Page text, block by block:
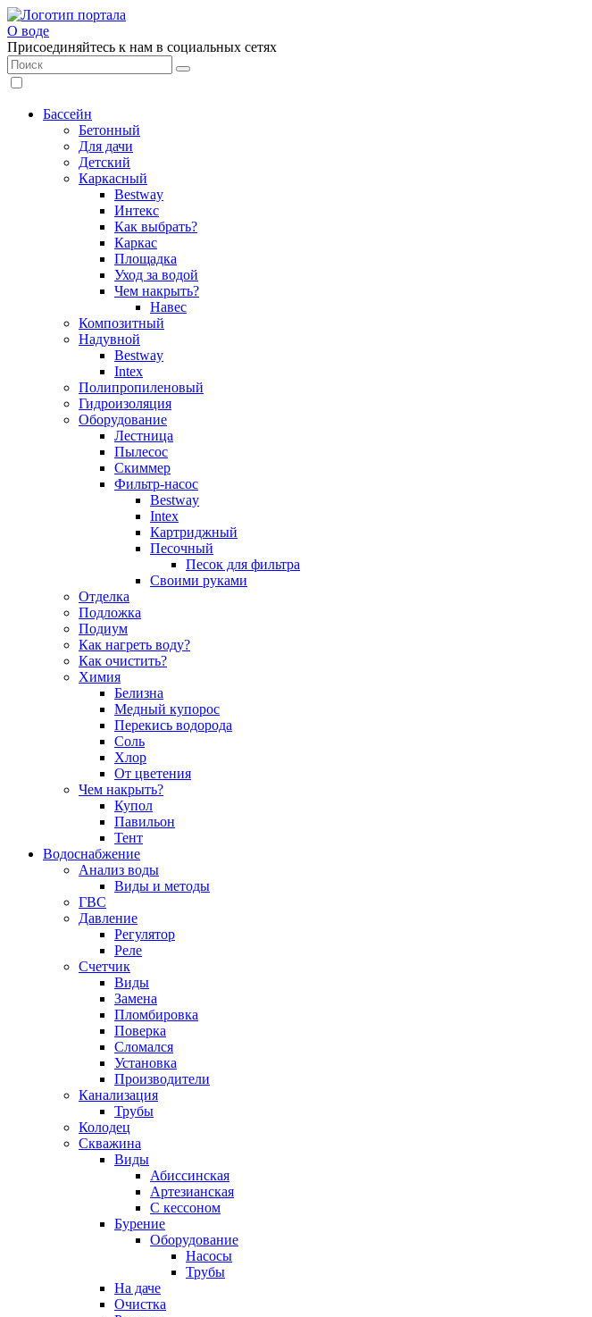
О воде
Присоединяйтесь к нам в социальных сетях
Бассейн
Бетонный
Для дачи
Детский
Каркасный
Bestway
Интекс
Как выбрать?
Каркас
Площадка
Уход за водой
Чем накрыть?
Навес
Композитный
Надувной
Bestway
Intex
Полипропиленовый
Гидроизоляция
Оборудование
Лестница
Пылесос
Скиммер
Фильтр-насос
Bestway
Intex
Картриджный
Песочный
Песок для фильтра
Своими руками
Отделка
Подложка
Подиум
Как нагреть воду?
Как очистить?
Химия
Белизна
Медный купорос
Перекись водорода
Соль
Хлор
От цветения
Чем накрыть?
Купол
Павильон
Тент
Водоснабжение
Анализ воды
Виды и методы
ГВС
Давление
Регулятор
Реле
Счетчик
Виды
Замена
Пломбировка
Поверка
Сломался
Установка
Производители
Канализация
Трубы
Колодец
Скважина
Виды
Абиссинская
Артезианская
С кессоном
Бурение
Оборудование
Насосы
Трубы
На даче
Очистка